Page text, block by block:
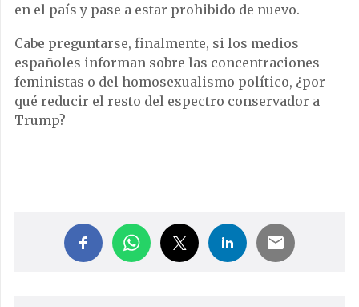
en el país y pase a estar prohibido de nuevo.
Cabe preguntarse, finalmente, si los medios
españoles informan sobre las concentraciones
feministas o del homosexualismo político, ¿por
qué reducir el resto del espectro conservador a
Trump?